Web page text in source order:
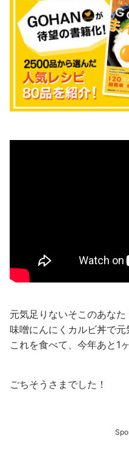
元気足りないそこのあなた
味噌にんにくカルビ丼で元
これを食べて、今年あと1
ごちそうさまでした！